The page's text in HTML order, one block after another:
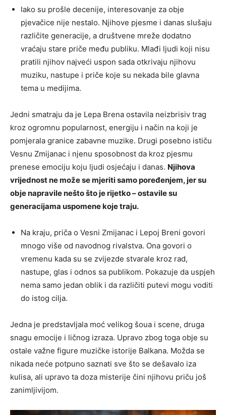
Iako su prošle decenije, interesovanje za obje
pjevačice nije nestalo. Njihove pjesme i danas slušaju
različite generacije, a društvene mreže dodatno
vraćaju stare priče među publiku. Mlađi ljudi koji nisu
pratili njihov najveći uspon sada otkrivaju njihovu
muziku, nastupe i priče koje su nekada bile glavna
tema u medijima.
Jedni smatraju da je Lepa Brena ostavila neizbrisiv trag
kroz ogromnu popularnost, energiju i način na koji je
pomjerala granice zabavne muzike. Drugi posebno ističu
Vesnu Zmijanac i njenu sposobnost da kroz pjesmu
prenese emociju koju ljudi osjećaju i danas. Njihova
vrijednost ne može se mjeriti samo poređenjem, jer su
obje napravile nešto što je rijetko – ostavile su
generacijama uspomene koje traju.
Na kraju, priča o Vesni Zmijanac i Lepoj Breni govori
mnogo više od navodnog rivalstva. Ona govori o
vremenu kada su se zvijezde stvarale kroz rad,
nastupe, glas i odnos sa publikom. Pokazuje da uspjeh
nema samo jedan oblik i da različiti putevi mogu voditi
do istog cilja.
Jedna je predstavljala moć velikog šoua i scene, druga
snagu emocije i ličnog izraza. Upravo zbog toga obje su
ostale važne figure muzičke istorije Balkana. Možda se
nikada neće potpuno saznati sve što se dešavalo iza
kulisa, ali upravo ta doza misterije čini njihovu priču još
zanimljivijom.